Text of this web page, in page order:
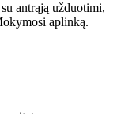
antrąją užduotimi,
aplinką.